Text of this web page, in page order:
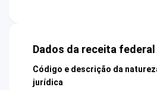
Dados da receita federal
Código e descrição da
jurídica